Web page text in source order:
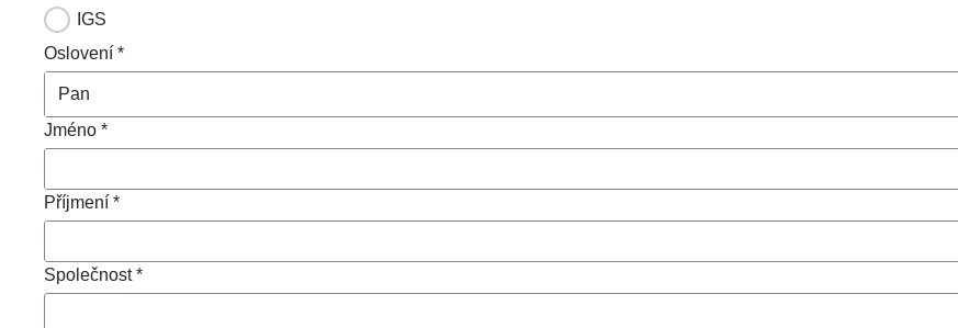
IGS
Oslovení *
Jméno *
Příjmení *
Společnost *